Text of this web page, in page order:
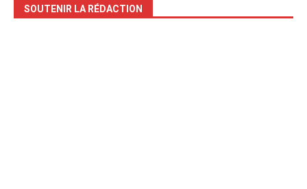
SOUTENIR LA RÉDACTION